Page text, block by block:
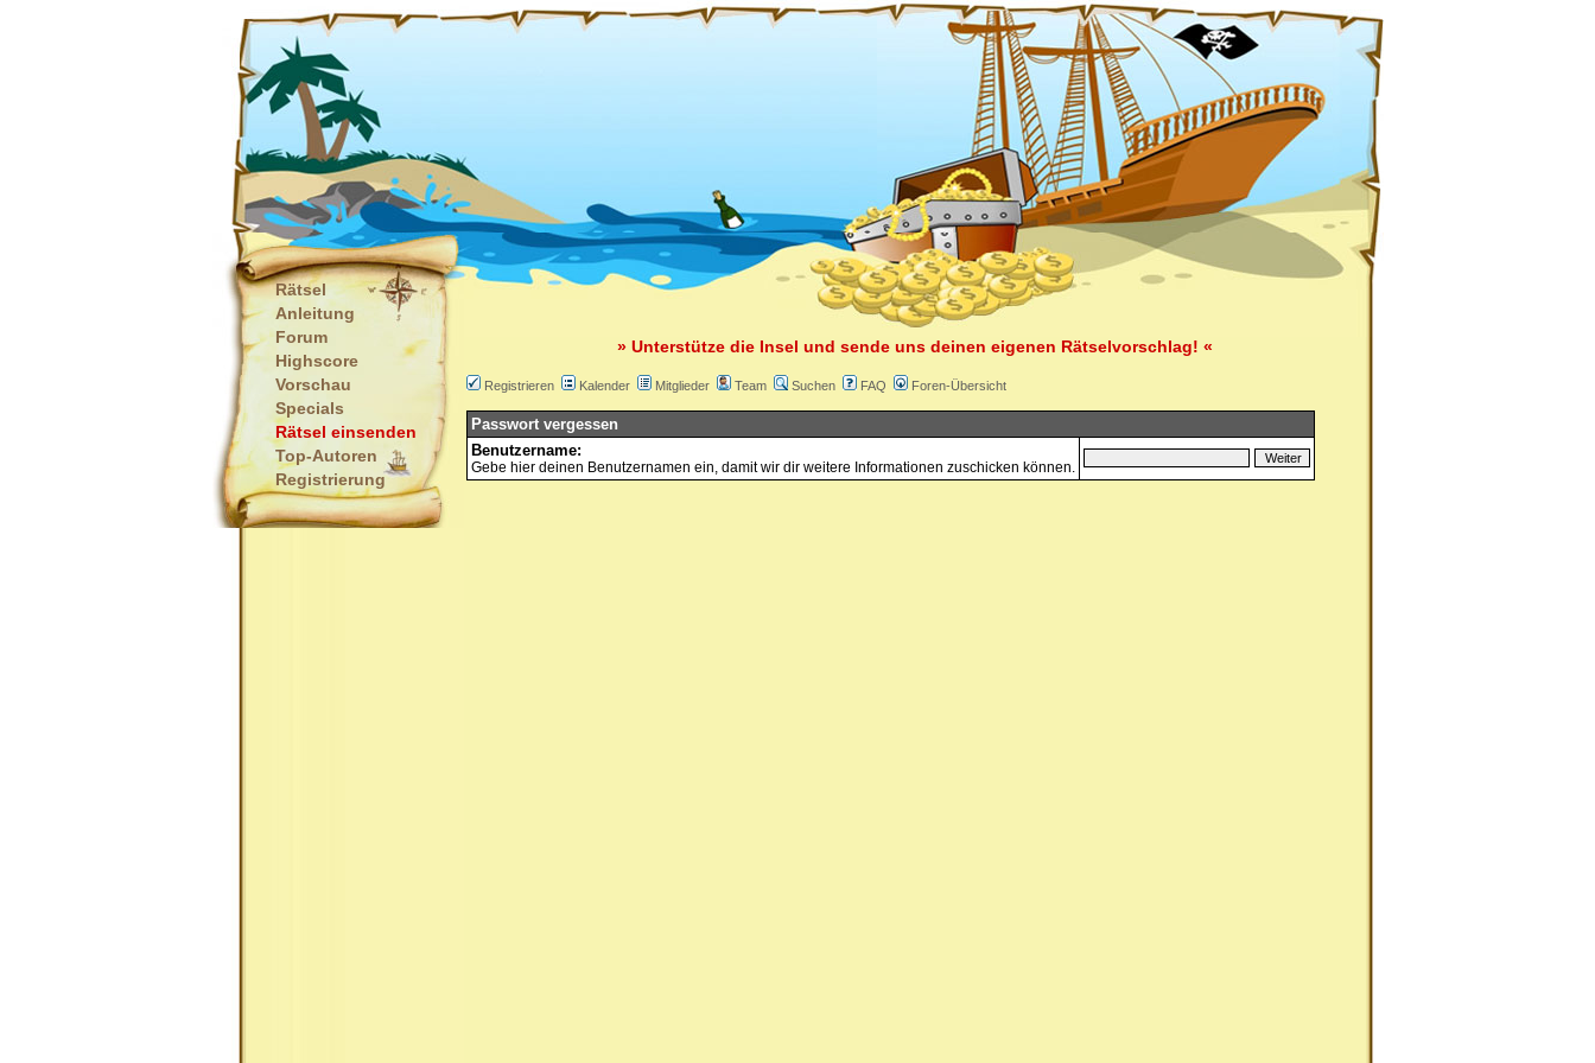
Rätsel
Anleitung
Forum
Highscore
Vorschau
Specials
Rätsel einsenden
Top-Autoren
Registrierung
» Unterstütze die Insel und sende uns deinen eigenen Rätselvorschlag! «
Registrieren Kalender Mitglieder Team Suchen FAQ Foren-Übersicht
Passwort vergessen
Benutzername:
Gebe hier deinen Benutzernamen ein, damit wir dir weitere Informationen zuschicken können.